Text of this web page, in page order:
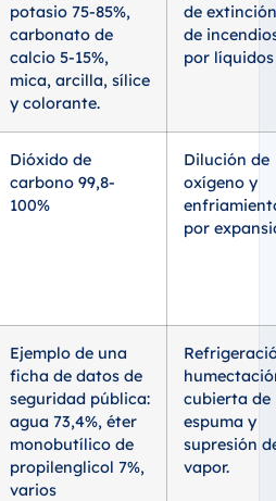
potasio 75-85%,
carbonato de
calcio 5-15%,
mica, arcilla, sílice
y colorante.
de extinción
de
por líquidos
Dióxido de
carbono 99,8-
100%
Dilución de
oxígeno y
por
Ejemplo de una
ficha de datos de
seguridad pública:
agua 73,4%, éter
monobutílico de
propilenglicol 7%,
varios
cubierta de
espuma y
supresión
vapor.